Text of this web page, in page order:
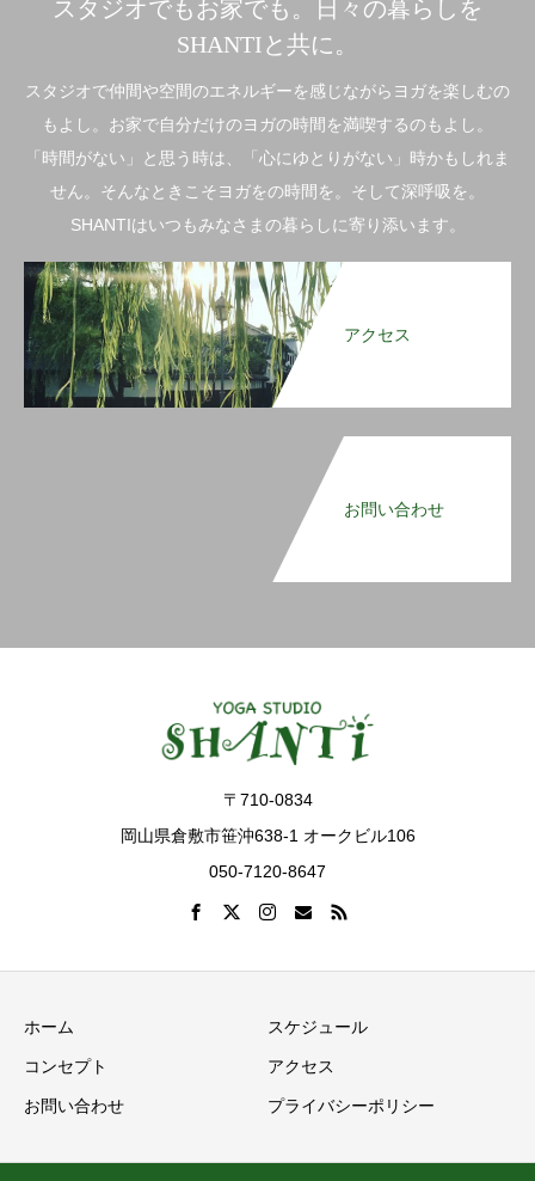
スタジオでもお家でも。日々の暮らしを
SHANTIと共に。
スタジオで仲間や空間のエネルギーを感じながらヨガを楽しむの
もよし。お家で自分だけのヨガの時間を満喫するのもよし。
「時間がない」と思う時は、「心にゆとりがない」時かもしれま
せん。そんなときこそヨガをの時間を。そして深呼吸を。
SHANTIはいつもみなさまの暮らしに寄り添います。
アクセス
お問い合わせ
〒710-0834
岡山県倉敷市笹沖638-1 オークビル106
050-7120-8647
ホーム スケジュール
コンセプト アクセス
お問い合わせ プライバシーポリシー